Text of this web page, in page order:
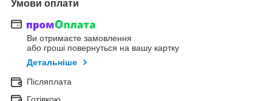
Умови оплати
Ви отримаєте замовлення
або гроші повернуться на вашу картку
Детальніше
Післяплата